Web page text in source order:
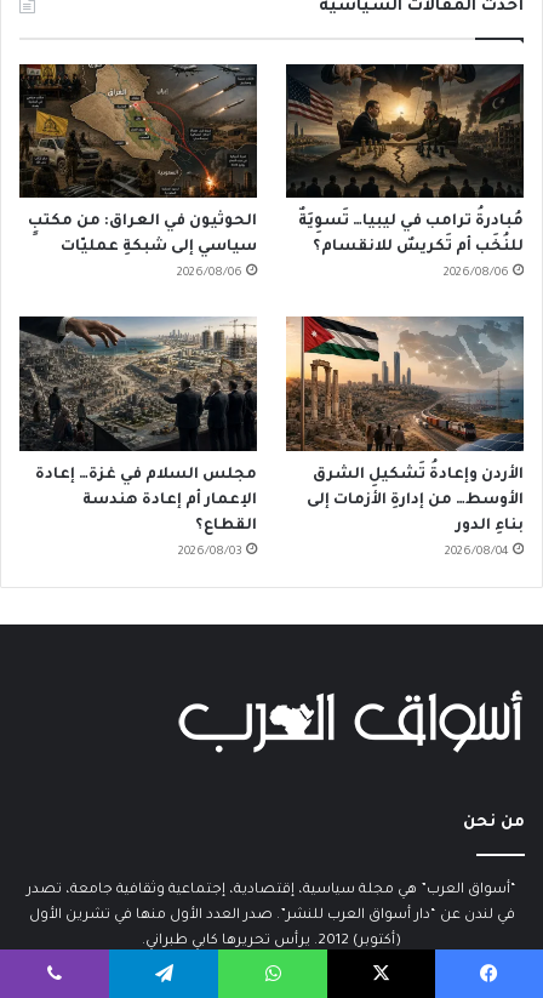
أحدث المقالات السياسية
مُبادرةُ ترامب في ليبيا… تَسوِيَةٌ
للنُخَب أم تَكريسٌ للانقسام؟
2026/08/06
الحوثيون في العراق: من مكتبٍ
سياسي إلى شبكةِ عمليّات
2026/08/06
الأردن وإعادةُ تَشكيلِ الشرق
الأوسط… من إدارةِ الأزمات إلى
بناءِ الدور
2026/08/04
مجلس السلام في غزة… إعادة
الإعمار أم إعادة هندسة
القطاع؟
2026/08/03
من نحن
“أسواق العرب” هي مجلة سياسية، إقتصادية، إجتماعية وثقافية جامعة، تصدر
في لندن عن “دار أسواق العرب للنشر”. صدر العدد الأول منها في تشرين الأول
(أكتوبر) 2012. يرأس تحريرها كابي طبراني.